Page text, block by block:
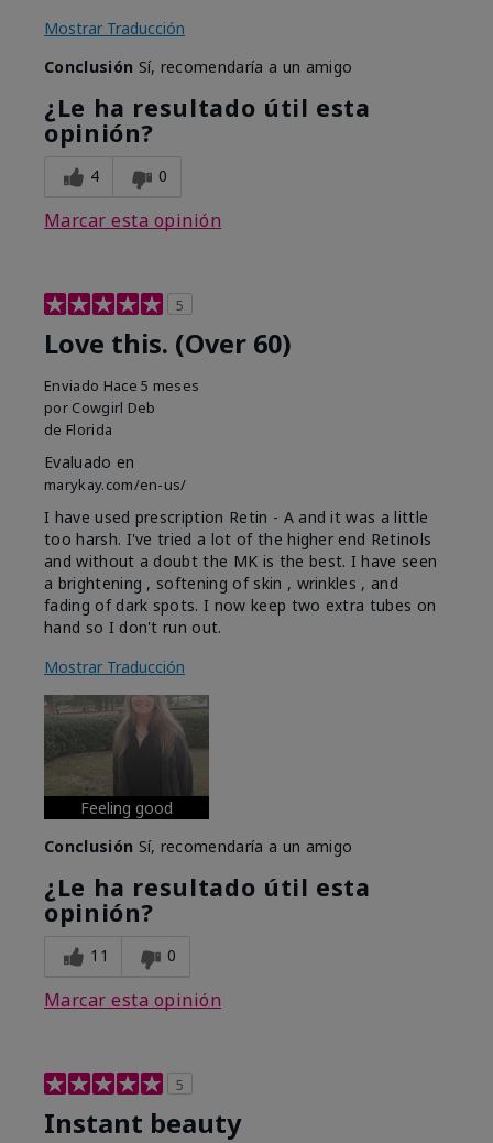
Mostrar Traducción
Conclusión Sí, recomendaría a un amigo
¿Le ha resultado útil esta
opinión?
4 0
Marcar esta opinión
5
Love this. (Over 60)
Enviado Hace 5 meses
por Cowgirl Deb
de Florida
Evaluado en
marykay.com/en-us/
I have used prescription Retin - A and it was a little
too harsh. I've tried a lot of the higher end Retinols
and without a doubt the MK is the best. I have seen
a brightening , softening of skin , wrinkles , and
fading of dark spots. I now keep two extra tubes on
hand so I don't run out.
Mostrar Traducción
Feeling good
Conclusión Sí, recomendaría a un amigo
¿Le ha resultado útil esta
opinión?
11 0
Marcar esta opinión
5
Instant beauty